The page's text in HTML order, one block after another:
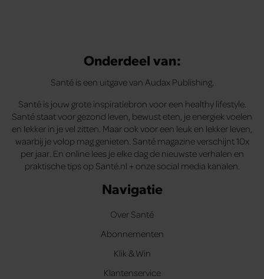
Onderdeel van:
Santé is een uitgave van Audax Publishing.
Santé is jouw grote inspiratiebron voor een healthy lifestyle.
Santé staat voor gezond leven, bewust eten, je energiek voelen
en lekker in je vel zitten. Maar ook voor een leuk en lekker leven,
waarbij je volop mag genieten. Santé magazine verschijnt 10x
per jaar. En online lees je elke dag de nieuwste verhalen en
praktische tips op Santé.nl + onze social media kanalen.
Navigatie
Over Santé
Abonnementen
Klik & Win
Klantenservice